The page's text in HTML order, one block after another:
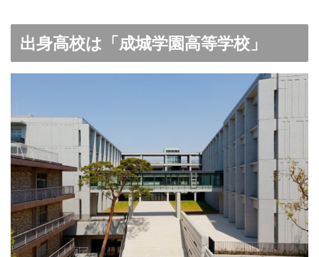
出身高校は「成城学園高等学校」